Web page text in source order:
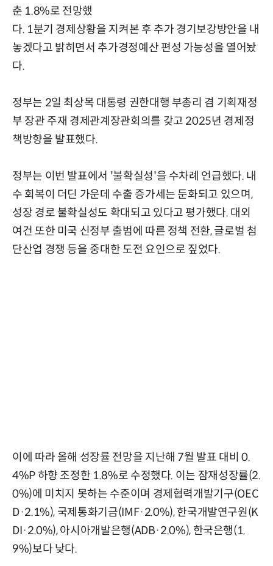
춘 1.8%로 전망했
다. 1분기 경제상황을 지켜본 후 추가 경기보강방안을 내
놓겠다고 밝히면서 추가경정예산 편성 가능성을 열어놨
다.
정부는 2일 최상목 대통령 권한대행 부총리 겸 기획재정
부 장관 주재 경제관계장관회의를 갖고 2025년 경제정
책방향을 발표했다.
정부는 이번 발표에서 '불확실성'을 수차례 언급했다. 내
수 회복이 더딘 가운데 수출 증가세는 둔화되고 있으며,
성장 경로 불확실성도 확대되고 있다고 평가했다. 대외
여건 또한 미국 신정부 출범에 따른 정책 전환, 글로벌 첨
단산업 경쟁 등을 중대한 도전 요인으로 짚었다.
이에 따라 올해 성장률 전망을 지난해 7월 발표 대비 0.
4%P 하향 조정한 1.8%로 수정했다. 이는 잠재성장률(2.
0%)에 미치지 못하는 수준이며 경제협력개발기구(OEC
D·2.1%), 국제통화기금(IMF·2.0%), 한국개발연구원(K
DI·2.0%), 아시아개발은행(ADB·2.0%), 한국은행(1.
9%)보다 낮다.